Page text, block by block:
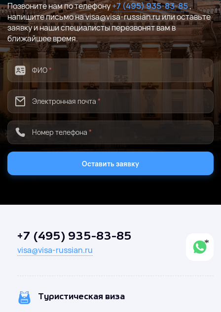
Позвоните нам по телефону+7 (495) 935-83-85,
напишите письмо на visa@visa-russian.ru или оставьте
заявку и наши специалисты перезвонят вам в
ближайшее время.
ФИО*
Электронная почта *
Номер телефона *
Оставить заявку
+7 (495) 935-83-85
visa@visa-russian.ru
Туристическая виза